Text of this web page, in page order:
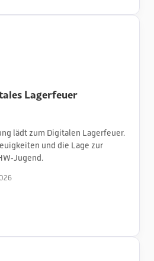
Lagerfeuer
lädt zum Digitalen Lagerfeuer.
und die Lage zur